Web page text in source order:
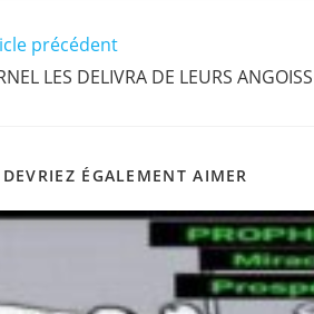
p
p
précédent
LES DELIVRA DE LEURS
ÉGALEMENT AIMER